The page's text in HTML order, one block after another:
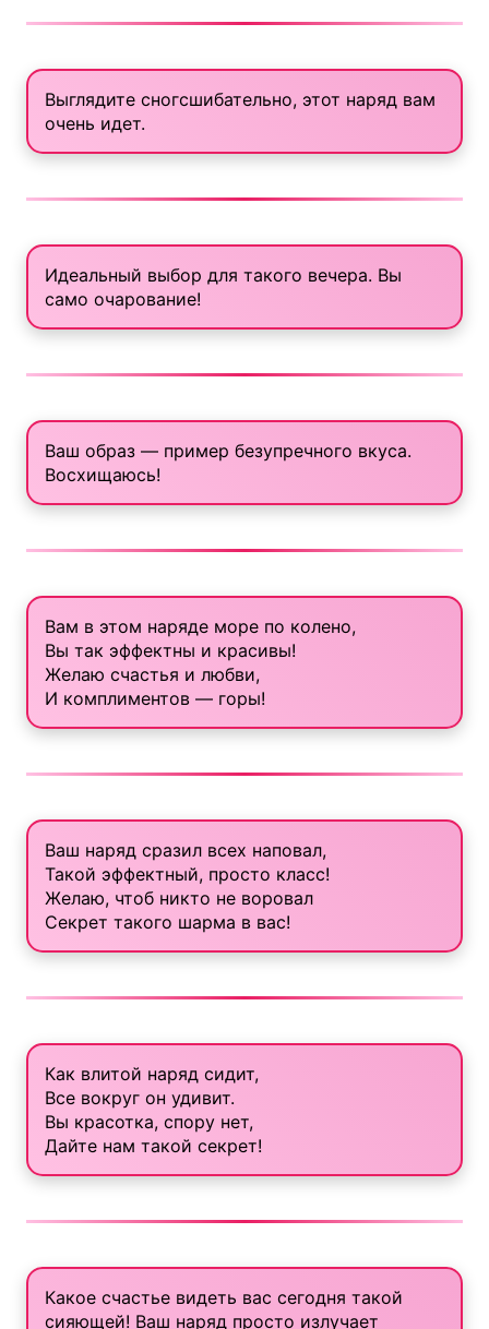
Выглядите сногсшибательно, этот наряд вам
очень идет.
Идеальный выбор для такого вечера. Вы
само очарование!
Ваш образ — пример безупречного вкуса.
Восхищаюсь!
Вам в этом наряде море по колено,
Вы так эффектны и красивы!
Желаю счастья и любви,
И комплиментов — горы!
Ваш наряд сразил всех наповал,
Такой эффектный, просто класс!
Желаю, чтоб никто не воровал
Секрет такого шарма в вас!
Как влитой наряд сидит,
Все вокруг он удивит.
Вы красотка, спору нет,
Дайте нам такой секрет!
Какое счастье видеть вас сегодня такой
сияющей! Ваш наряд просто излучает